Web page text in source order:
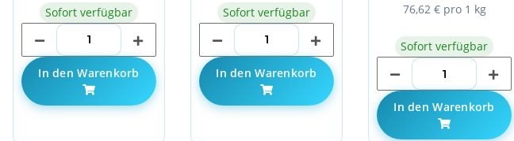
Sofort verfügbar
In den Warenkorb
Sofort verfügbar
In den Warenkorb
76,62 € pro 1 kg
Sofort verfügbar
In den Warenkorb